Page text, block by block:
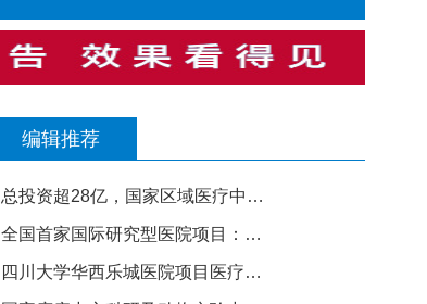
编辑推荐
总投资超28亿，国家区域医疗中心南方医院赣州医院开工建设
全国首家国际研究型医院项目：高博医院竣工验收，明年投入运营
四川大学华西乐城医院项目医疗综合楼项目将于今年竣工